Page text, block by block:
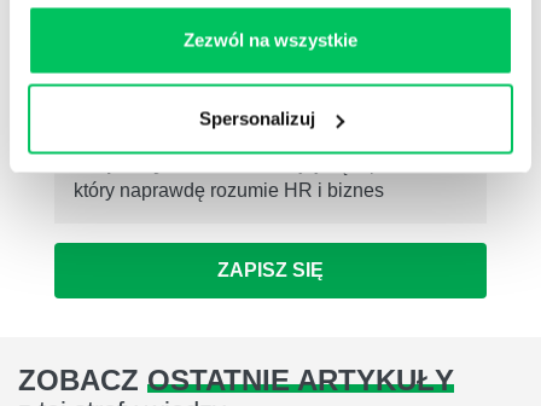
Zezwól na wszystkie
Spersonalizuj
ZOBACZ SZKOLENIE
NEWSLETTER HR
który naprawdę rozumie HR i biznes
ZAPISZ SIĘ
ZOBACZ OSTATNIE ARTYKUŁY